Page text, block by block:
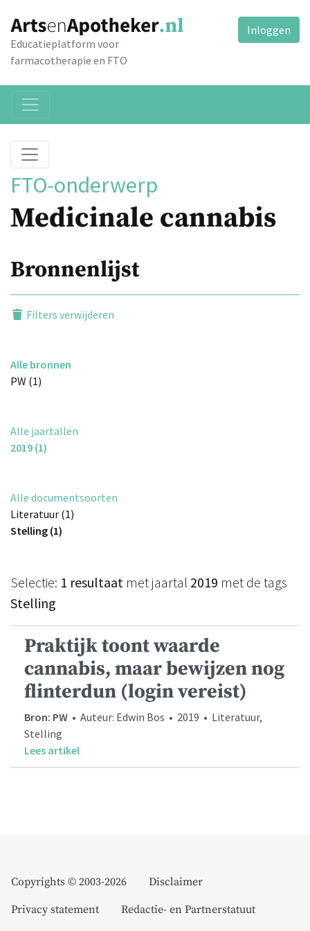
Educatieplatform voor
farmacotherapie en FTO
Inloggen
FTO-onderwerp
Medicinale cannabis
Bronnenlijst
Filters verwijderen
Alle bronnen
PW (1)
Alle jaartallen
2019 (1)
Alle documentsoorten
Literatuur (1)
Stelling (1)
Selectie: 1 resultaat met jaartal 2019 met de tags
Stelling
Praktijk toont waarde
cannabis, maar bewijzen nog
flinterdun (login vereist)
Bron: PW • Auteur: Edwin Bos • 2019 • Literatuur,
Stelling
Lees artikel
Copyrights © 2003-2026
Disclaimer
Privacy statement
Redactie- en Partnerstatuut